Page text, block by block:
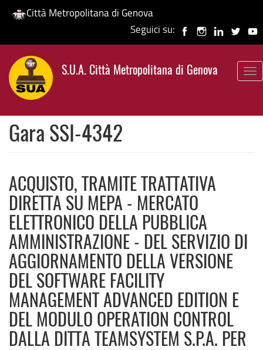
Salta
contenuto
principale
Città Metropolitana di Genova
Seguici su:
S.U.A. Città Metropolitana di Genova
Gara SSI-4342
ACQUISTO, TRAMITE TRATTATIVA
DIRETTA SU MEPA - MERCATO
ELETTRONICO DELLA PUBBLICA
AMMINISTRAZIONE - DEL SERVIZIO DI
AGGIORNAMENTO DELLA VERSIONE
DEL SOFTWARE FACILITY
MANAGEMENT ADVANCED EDITION E
DEL MODULO OPERATION CONTROL
DALLA DITTA TEAMSYSTEM S.P.A. PER